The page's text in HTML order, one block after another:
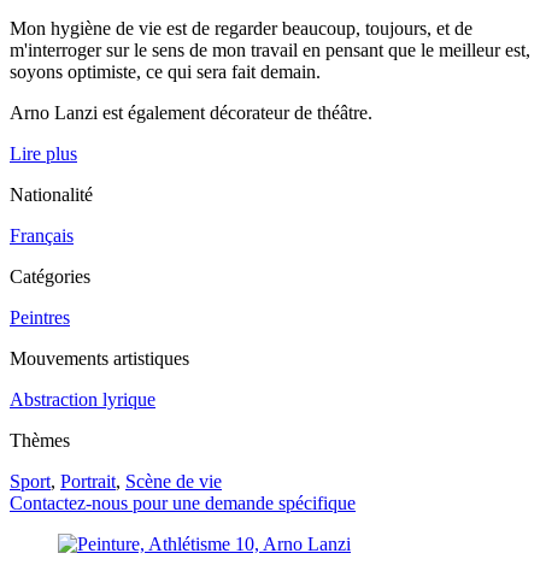
Mon hygiène de vie est de regarder beaucoup, toujours, et de
m'interroger sur le sens de mon travail en pensant que le meilleur est,
soyons optimiste, ce qui sera fait demain.
Arno Lanzi est également décorateur de théâtre.
Lire plus
Nationalité
Français
Catégories
Peintres
Mouvements artistiques
Abstraction lyrique
Thèmes
Sport, Portrait, Scène de vie
Contactez-nous pour une demande spécifique